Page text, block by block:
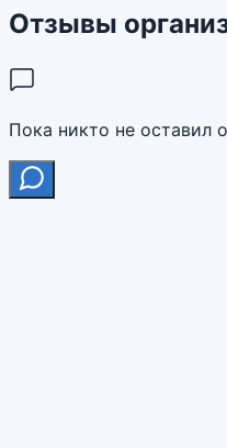
Отзывы
Пока никто не оставил